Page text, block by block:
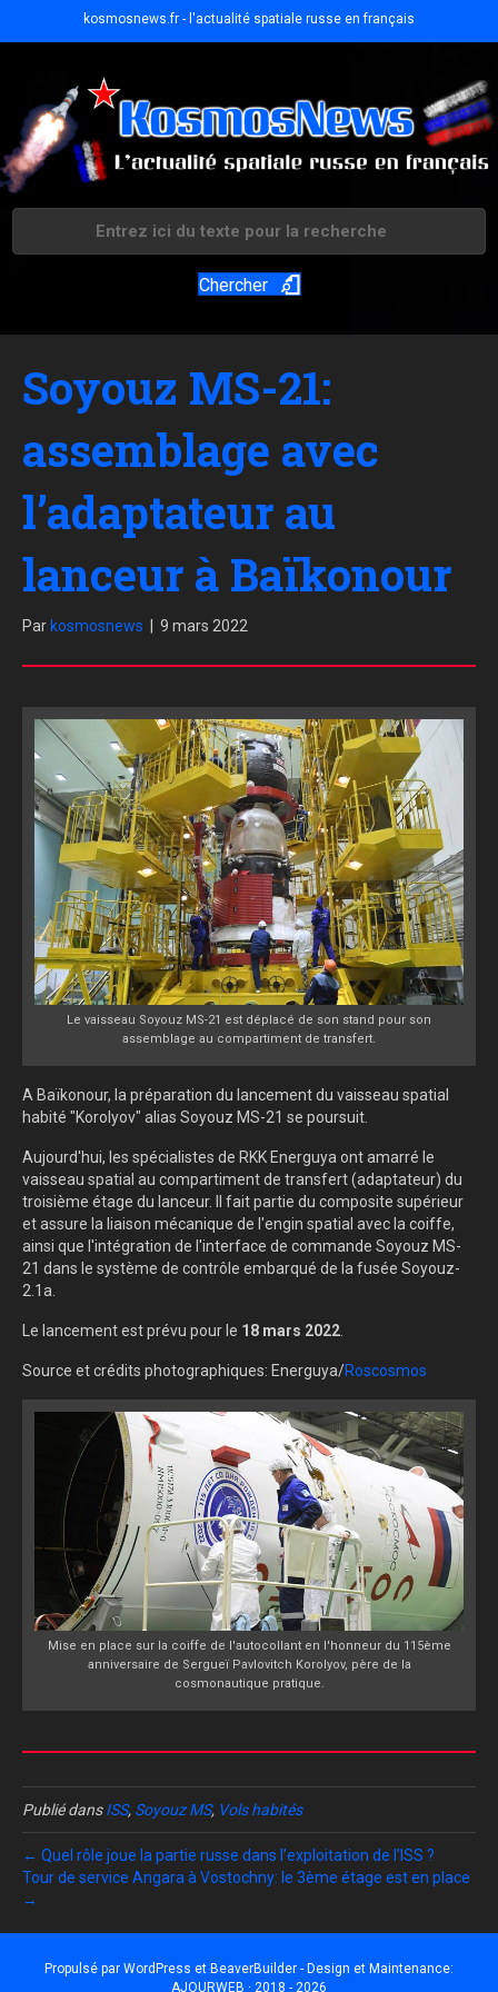
kosmosnews.fr - l'actualité spatiale russe en français
Chercher
Soyouz MS-21:
assemblage avec
l’adaptateur au
lanceur à Baïkonour
Par kosmosnews 9 mars 2022
Le vaisseau Soyouz MS-21 est déplacé de son stand pour son
assemblage au compartiment de transfert.
A Baïkonour, la préparation du lancement du vaisseau spatial
habité "Korolyov" alias Soyouz MS-21 se poursuit.
Aujourd'hui, les spécialistes de RKK Energuya ont amarré le
vaisseau spatial au compartiment de transfert (adaptateur) du
troisième étage du lanceur. Il fait partie du composite supérieur
et assure la liaison mécanique de l'engin spatial avec la coiffe,
ainsi que l'intégration de l'interface de commande Soyouz MS-
21 dans le système de contrôle embarqué de la fusée Soyouz-
2.1a.
Le lancement est prévu pour le 18 mars 2022.
Source et crédits photographiques: Energuya/Roscosmos
Mise en place sur la coiffe de l'autocollant en l'honneur du 115ème
anniversaire de Sergueï Pavlovitch Korolyov, père de la
cosmonautique pratique.
Publié dansISS, Soyouz MS, Vols habités
← Quel rôle joue la partie russe dans l’exploitation de l’ISS ?
Tour de service Angara à Vostochny: le 3ème étage est en place
→
Propulsé par WordPress et BeaverBuilder - Design et Maintenance:
AJOURWEB · 2018 - 2026